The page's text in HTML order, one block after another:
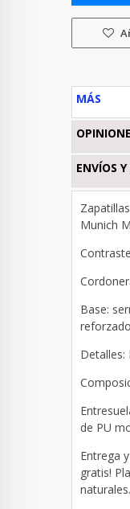
MÁS
ENVÍOS
Munich
Base: s
Detalles:
de PU
Entrega
gratis!
naturales.